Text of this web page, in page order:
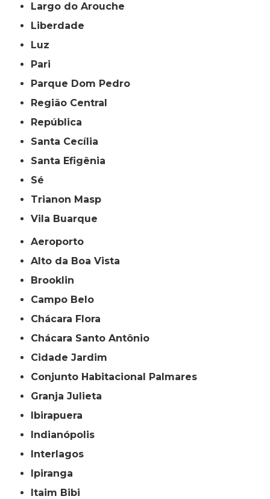
Largo do Arouche
Liberdade
Luz
Pari
Parque Dom Pedro
Região Central
República
Santa Cecília
Santa Efigênia
Sé
Trianon Masp
Vila Buarque
Aeroporto
Alto da Boa Vista
Brooklin
Campo Belo
Chácara Flora
Chácara Santo Antônio
Cidade Jardim
Conjunto Habitacional Palmares
Granja Julieta
Ibirapuera
Indianópolis
Interlagos
Ipiranga
Itaim Bibi